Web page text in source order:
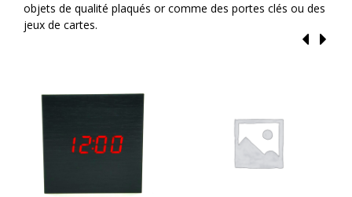
objets de qualité plaqués or comme des portes clés ou des
jeux de cartes.